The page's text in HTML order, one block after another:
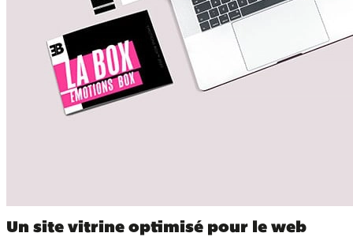
Un site vitrine optimisé pour le web